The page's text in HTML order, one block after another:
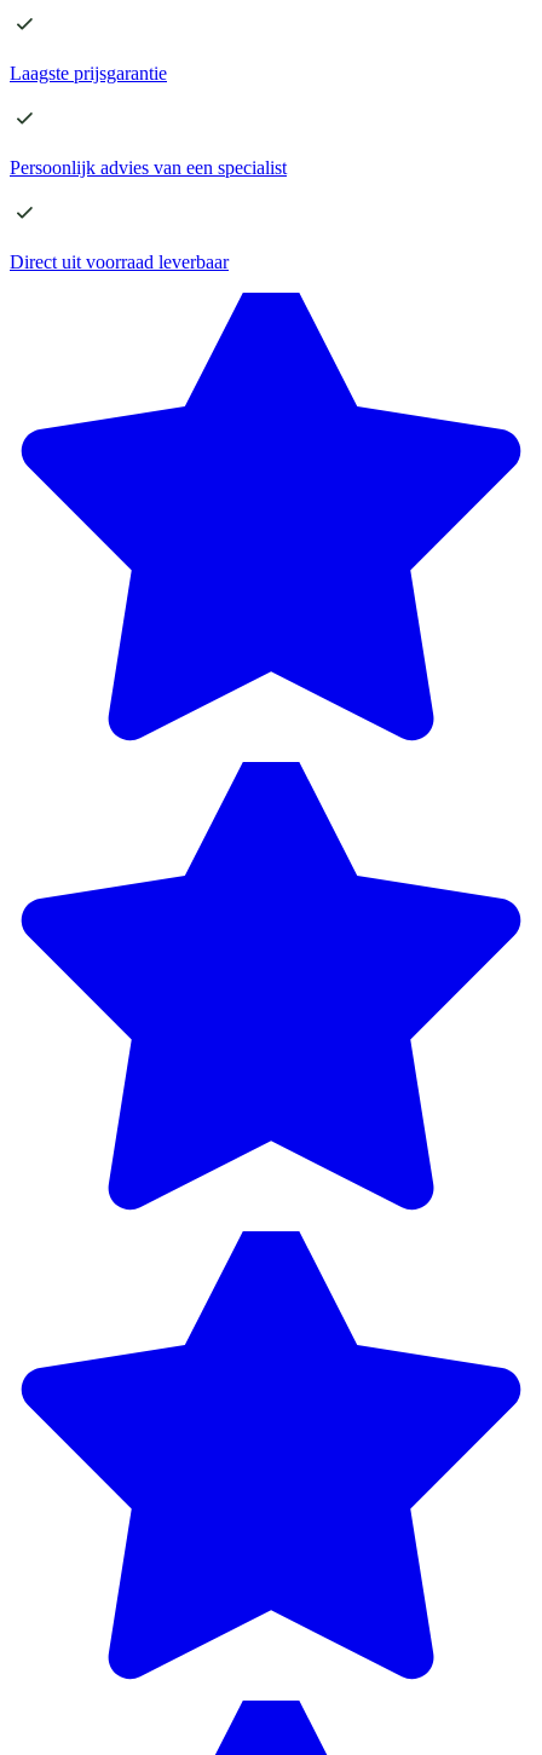
Laagste prijsgarantie
Persoonlijk advies van een specialist
Direct uit voorraad leverbaar